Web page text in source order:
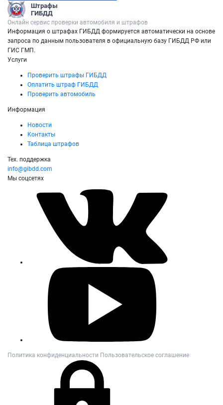
Штрафы
ГИБДД
Онлайн сервис проверки автомобиля и штрафов
Информация о штрафах ГИБДД формируется автоматически на основе
запроса по данным пользователя в официальную базу ГИБДД РФ или
ГИС ГМП.
Услуги
Проверить штрафы ГИБДД
Оплатить штраф ГИБДД
Проверить автомобиль
Информация
Новости
Контакты
Таблица штрафов
Тех. поддержка
info@gibdd.com
Мы соцсетях
Политика конфиденциальности Пользовательское соглашение